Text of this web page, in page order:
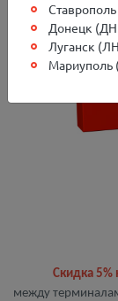
Скидка 5%
между
Ставрополь
Донецк
Луганск
Мариуполь